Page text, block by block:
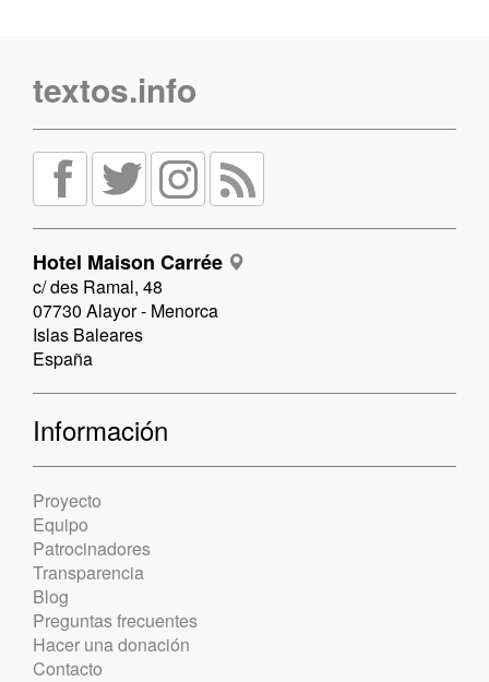
textos.info
Hotel Maison Carrée
c/ des Ramal, 48
07730 Alayor - Menorca
Islas Baleares
España
Información
Proyecto
Equipo
Patrocinadores
Transparencia
Blog
Preguntas frecuentes
Hacer una donación
Contacto